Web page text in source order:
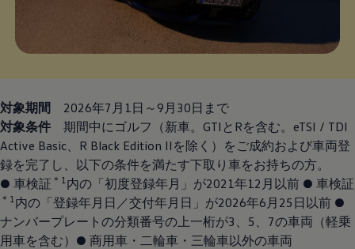
対象期間 2026年7月1日～9月30日まで
対象条件 期間中にゴルフ（新車。GTIとRを含む。eTSI / TDI
Active Basic、R Black Edition IIを除く）をご成約および車両登
録を完了し、以下の条件を満たす下取り車をお持ちの方。
● 車検証 ＊1 内の「初度登録年月」が2021年12月以前 ● 車検証
＊1 内の「登録年月日／交付年月日」が2026年6月25日以前 ●
ナンバープレートの分類番号の上一桁が3、5、7の車両（軽乗
用車を含む）● 商用車・二輪車・三輪車以外の車両